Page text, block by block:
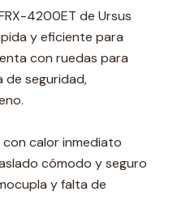
4200ET de Ursus
y eficiente para
con ruedas para
de seguridad,
calor inmediato
cómodo y seguro
y falta de